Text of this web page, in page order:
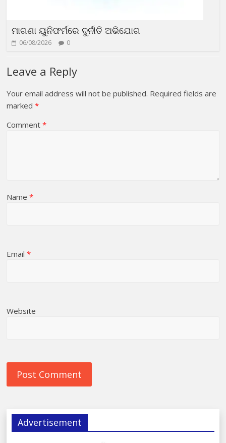
ମାଗଣା ୟୁନିଫର୍ମରେ ଦୁର୍ନୀତି ଅଭିଯୋଗ
06/08/2026 0
Leave a Reply
Your email address will not be published. Required fields are
marked*
Comment*
Name*
Email*
Website
Advertisement